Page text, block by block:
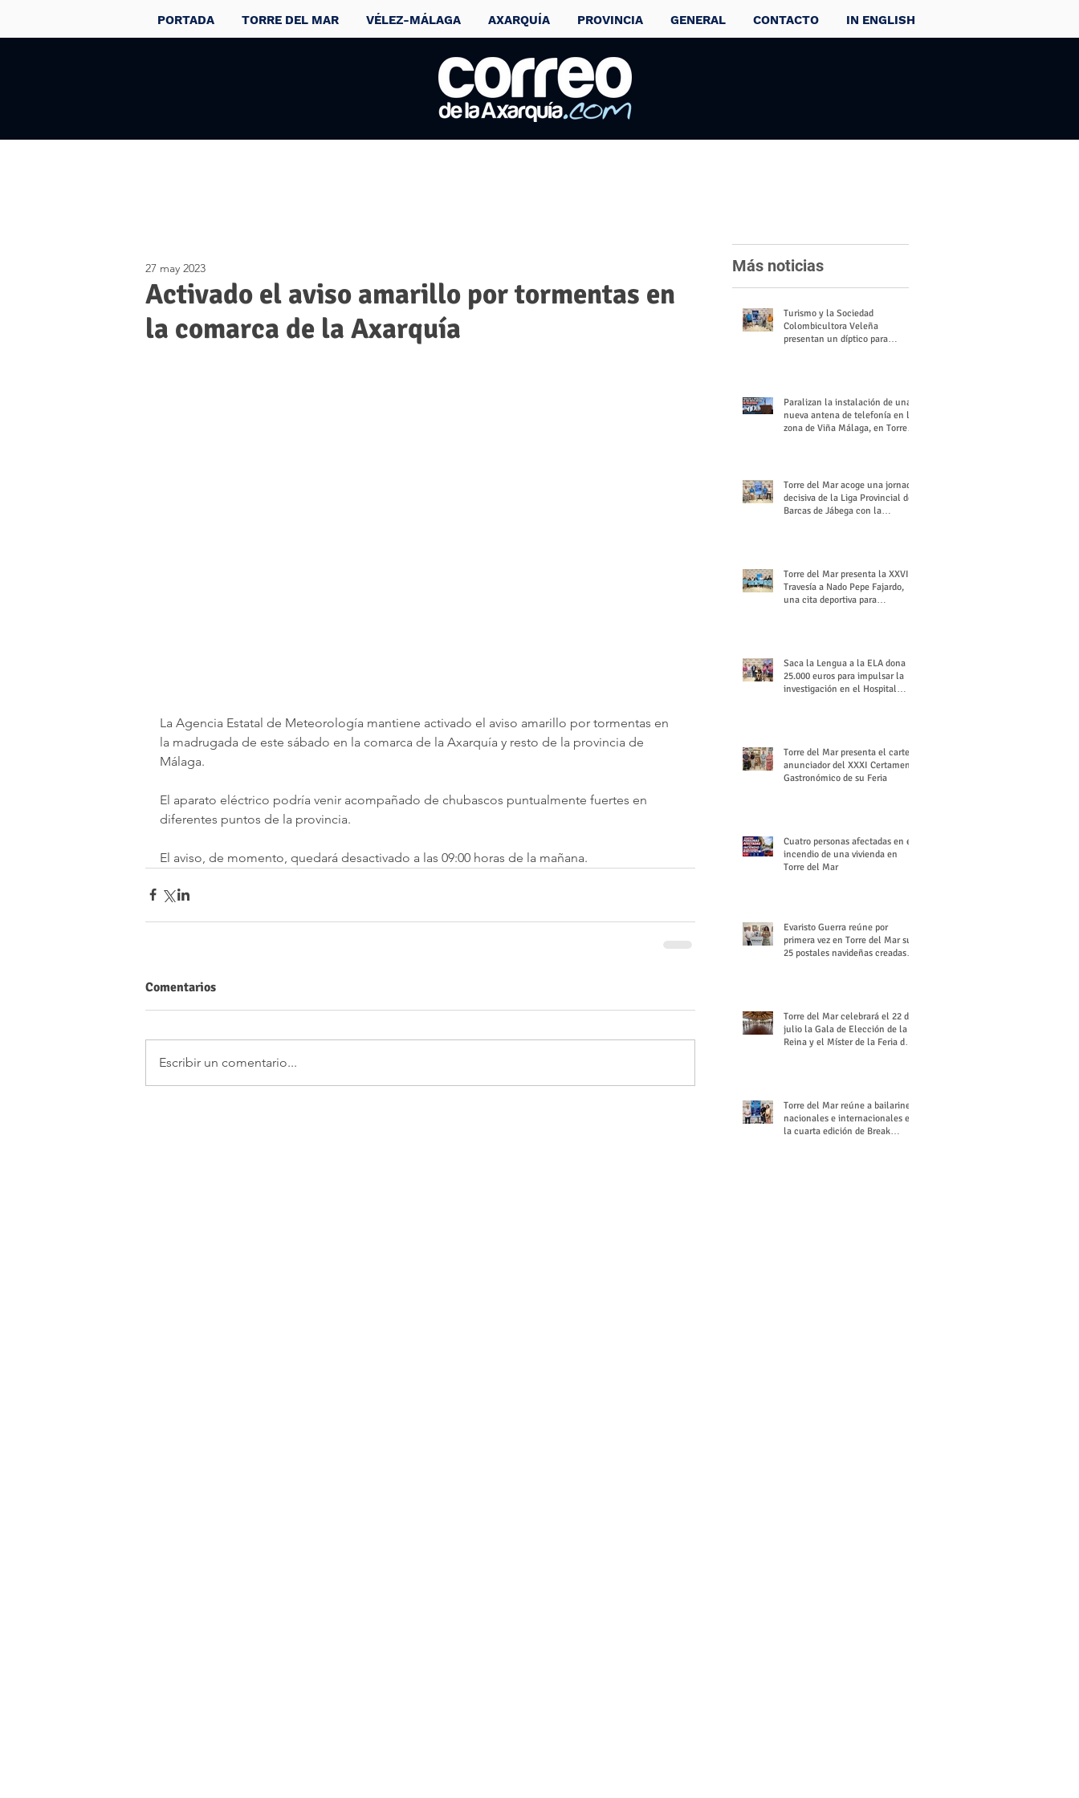
PORTADA TORRE DEL MAR VÉLEZ-MÁLAGA AXARQUÍA PROVINCIA GENERAL CONTACTO IN ENGLISH
Activado el aviso amarillo por tormentas en
la comarca de la Axarquía
27 may 2023
La Agencia Estatal de Meteorología mantiene activado el aviso amarillo por tormentas en
la madrugada de este sábado en la comarca de la Axarquía y resto de la provincia de
Málaga.
El aparato eléctrico podría venir acompañado de chubascos puntualmente fuertes en
diferentes puntos de la provincia.
El aviso, de momento, quedará desactivado a las 09:00 horas de la mañana.
Comentarios
Escribir un comentario...
Más noticias
Turismo y la Sociedad
Colombicultora Veleña
presentan un díptico para
Paralizan la instalación de una
nueva antena de telefonía en la
zona de Viña Málaga, en Torre
Torre del Mar acoge una jornada
decisiva de la Liga Provincial de
Barcas de Jábega con la
Torre del Mar presenta la XXVI
Travesía a Nado Pepe Fajardo,
una cita deportiva para
Saca la Lengua a la ELA dona
25.000 euros para impulsar la
investigación en el Hospital
Torre del Mar presenta el cartel
anunciador del XXXI Certamen
Gastronómico de su Feria
Cuatro personas afectadas en el
incendio de una vivienda en
Torre del Mar
Evaristo Guerra reúne por
primera vez en Torre del Mar sus
25 postales navideñas creadas
Torre del Mar celebrará el 22 de
julio la Gala de Elección de la
Reina y el Míster de la Feria de
Torre del Mar reúne a bailarines
nacionales e internacionales en
la cuarta edición de Break